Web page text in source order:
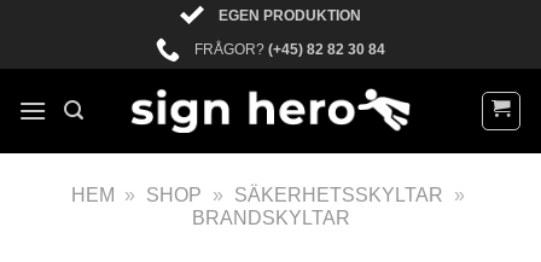
EGEN PRODUKTION
FRÅGOR? (+45) 82 82 30 84
HEM » SHOP » SÄKERHETSSKYLTAR
»
BRANDSKYLTAR